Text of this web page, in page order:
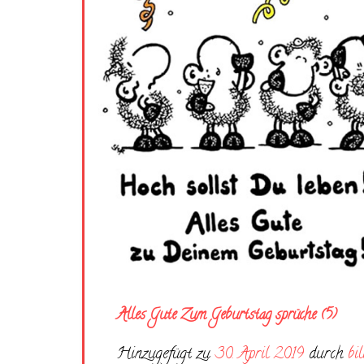
Alles Gute Zum Geburtstag sprüche (5)
Hinzugefügt zu30. April 2019 durch